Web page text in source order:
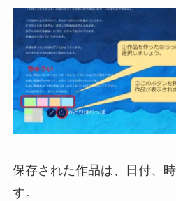
保存された作品は、日付、
す。